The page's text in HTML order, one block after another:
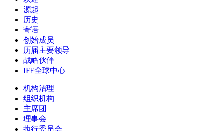
源起
历史
寄语
创始成员
历届主要领导
战略伙伴
IFF全球中心
机构治理
组织机构
主席团
理事会
执行委员会